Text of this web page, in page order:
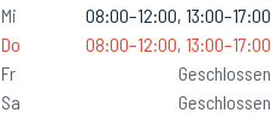
Mi
08:00–12:00, 13:00–17:00
Do
08:00–12:00, 13:00–17:00
Fr
Geschlossen
Sa
Geschlossen